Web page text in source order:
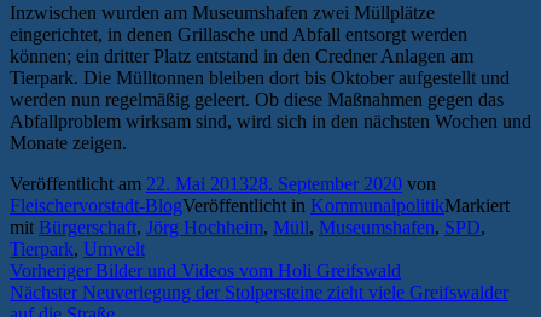
Inzwischen wurden am Museumshafen zwei Müllplätze
eingerichtet, in denen Grillasche und Abfall entsorgt werden
können; ein dritter Platz entstand in den Credner Anlagen am
Tierpark. Die Mülltonnen bleiben dort bis Oktober aufgestellt und
werden nun regelmäßig geleert. Ob diese Maßnahmen gegen das
Abfallproblem wirksam sind, wird sich in den nächsten Wochen und
Monate zeigen.
Veröffentlicht am 22. Mai 201328. September 2020 von
Fleischervorstadt-BlogVeröffentlicht in KommunalpolitikMarkiert
mit Bürgerschaft, Jörg Hochheim, Müll, Museumshafen, SPD,
Tierpark, Umwelt
Beitragsnavigation
Vorheriger Vorheriger
Beitrag:
Bilder und Videos vom Holi Greifswald
Nächster Nächster
Beitrag:
Neuverlegung der Stolpersteine zieht viele Greifswalder